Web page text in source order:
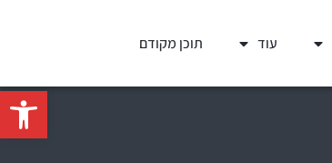
פתח
עוד תוכן מקודם